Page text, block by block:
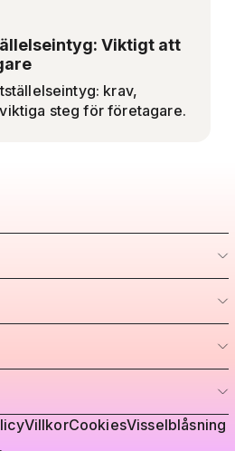
Viktigt att
krav,
steg för företagare.
lista
lista
lista
lista
VillkorCookiesVisselblåsning